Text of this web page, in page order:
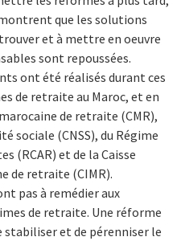
que les solutions
trouver et à mettre en oeuvre
sont repoussées.
ont été réalisés durant ces
de retraite au Maroc, et en
de retraite (CMR),
sociale (CNSS), du Régime
(RCAR) et de la Caisse
de retraite (CIMR).
pas à remédier aux
de retraite. Une réforme
et de pérenniser le